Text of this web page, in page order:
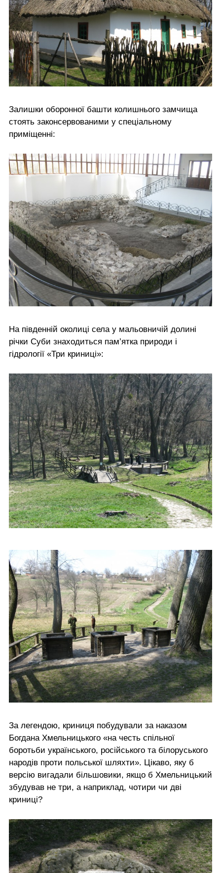
Залишки оборонної башти колишнього замчища
стоять законсервованими у спеціальному
приміщенні:
На південній околиці села у мальовничій долині
річки Суби знаходиться пам’ятка природи і
гідрології «Три криниці»:
За легендою, криниця побудували за наказом
Богдана Хмельницького «на честь спільної
боротьби українського, російського та білоруського
народів проти польської шляхти». Цікаво, яку б
версію вигадали більшовики, якщо б Хмельницький
збудував не три, а наприклад, чотири чи дві
криниці?